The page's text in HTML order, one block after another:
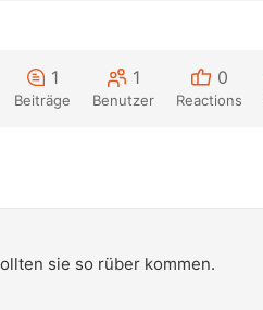
1
Beiträge
1
Benutzer
0
Reactions
sie so rüber kommen.